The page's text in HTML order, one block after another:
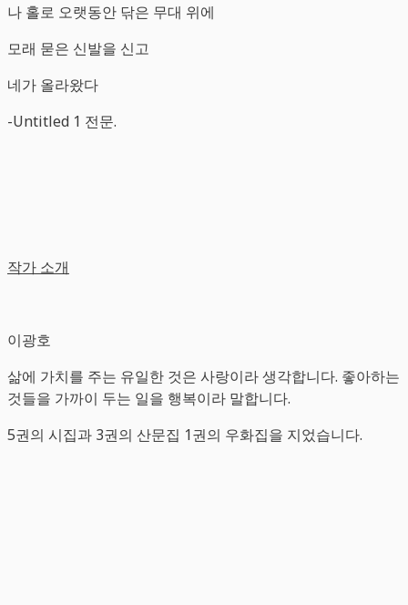
나 홀로 오랫동안 닦은 무대 위에
모래 묻은 신발을 신고
네가 올라왔다
-Untitled 1 전문.
작가 소개
이광호
삶에 가치를 주는 유일한 것은 사랑이라 생각합니다. 좋아하는
것들을 가까이 두는 일을 행복이라 말합니다.
5권의 시집과 3권의 산문집 1권의 우화집을 지었습니다.